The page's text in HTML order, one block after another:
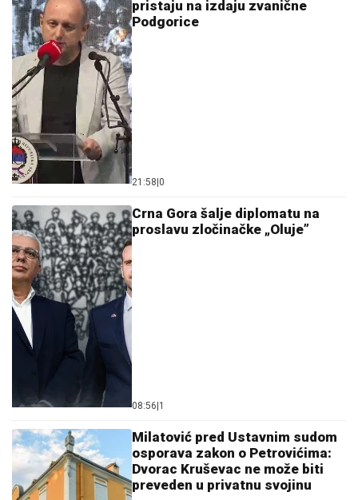
pristaju na izdaju zvanične
Podgorice
21:58 0
Crna Gora šalje diplomatu na
proslavu zločinačke „Oluje”
08:56 1
Milatović pred Ustavnim sudom
osporava zakon o Petrovićima:
Dvorac Kruševac ne može biti
preveden u privatnu svojinu